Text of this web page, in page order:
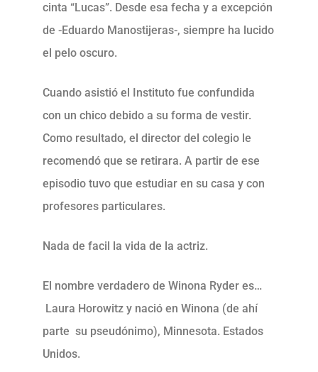
cinta “Lucas”. Desde esa fecha y a excepción
de -Eduardo Manostijeras-, siempre ha lucido
el pelo oscuro.
Cuando asistió el Instituto fue confundida
con un chico debido a su forma de vestir.
Como resultado, el director del colegio le
recomendó que se retirara. A partir de ese
episodio tuvo que estudiar en su casa y con
profesores particulares.
Nada de facil la vida de la actriz.
El nombre verdadero de Winona Ryder es…
Laura Horowitz y nació en Winona (de ahí
parte su pseudónimo), Minnesota. Estados
Unidos.